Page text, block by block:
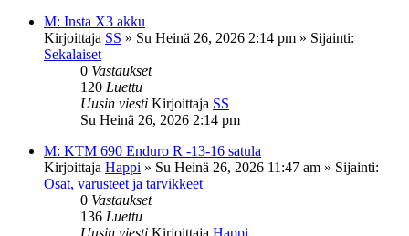
M: Insta X3 akku
Kirjoittaja SS » Su Heinä 26, 2026 2:14 pm » Sijainti:
Sekalaiset
0 Vastaukset
120 Luettu
Uusin viesti Kirjoittaja SS
Su Heinä 26, 2026 2:14 pm
M: KTM 690 Enduro R -13-16 satula
Kirjoittaja Happi » Su Heinä 26, 2026 11:47 am » Sijainti:
Osat, varusteet ja tarvikkeet
0 Vastaukset
136 Luettu